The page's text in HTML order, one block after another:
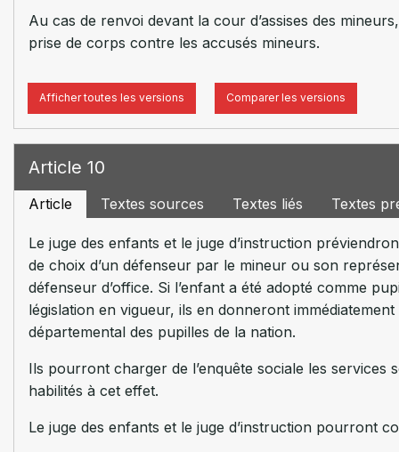
Au cas de renvoi devant la cour d’assises des
prise de corps contre les accusés mineurs.
Afficher toutes les versions Comparer les versions
Article 10
Article Textes sources Textes liés Textes
Le juge des enfants et le juge d’instruction
de choix d’un défenseur par le mineur ou son
défenseur d’office. Si l’enfant a été adopté comme
législation en vigueur, ils en donneront
départemental des pupilles de la nation.
Ils pourront charger de l’enquête sociale les services
habilités à cet effet.
Le juge des enfants et le juge d’instruction pourront